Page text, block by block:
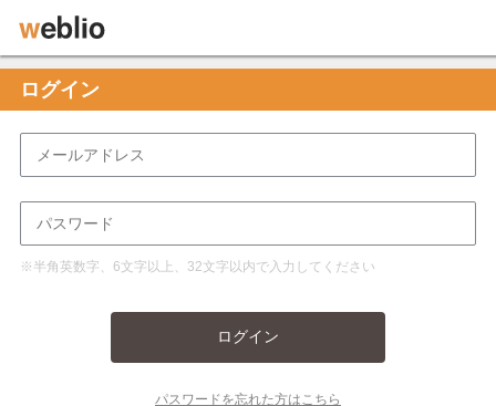
ログイン
※半角英数字、6文字以上、32文字以内で入力してください
ログイン
パスワードを忘れた方はこちら